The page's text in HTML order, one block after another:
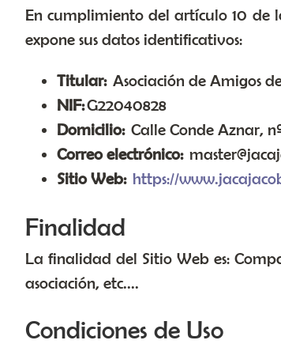
En cumplimiento del artículo 10 de
expone sus datos identificativos:
Titular:Asociación de Amigos
NIF:G22040828
Domicilio:Calle Conde Aznar,
Correo electrónico:
Sitio Web: https://
Finalidad
La finalidad del Sitio Web es:
asociación, etc....
Condiciones de Uso